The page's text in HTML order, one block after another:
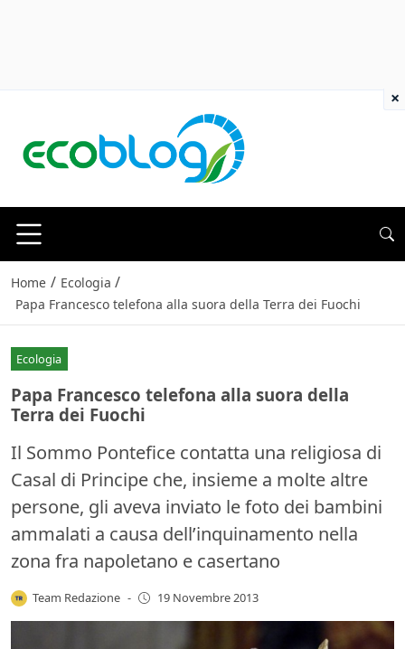
Home / Ecologia /
Papa Francesco telefona alla suora della Terra dei Fuochi
Ecologia
Papa Francesco telefona alla suora della
Terra dei Fuochi
Il Sommo Pontefice contatta una religiosa di
Casal di Principe che, insieme a molte altre
persone, gli aveva inviato le foto dei bambini
ammalati a causa dell’inquinamento nella
zona fra napoletano e casertano
Team Redazione - 19 Novembre 2013
×